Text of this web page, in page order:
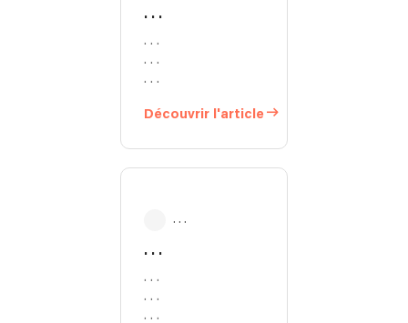
. . .
. . .
. . .
. . .
Découvrir l'article
. . .
. . .
. . .
. . .
. . .